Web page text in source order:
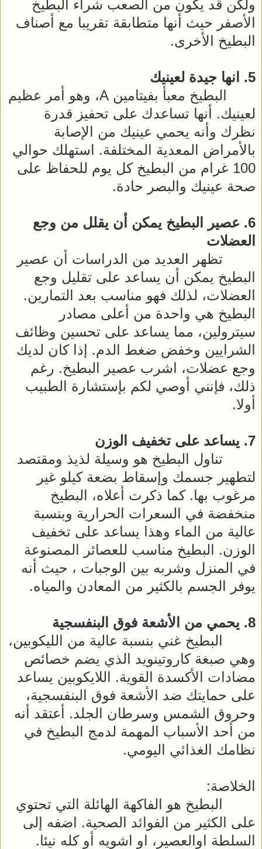
ولكن قد يكون من الصعب شراء البطيخ
الأصفر حيث أنها متطابقة تقريبا مع أصناف
البطيخ الأخرى.
5. انها جيدة لعينيك
البطيخ
معبأ بفيتامين A، وهو أمر عظيم
لعينيك. أنها تساعدك على تحفيز قدرة
نظرك وأنه يحمي عينيك من الإصابة
بالأمراض المعدية المختلفة. استهلك حوالي
100 غرام من البطيخ كل يوم للحفاظ على
صحة عينيك والبصر حادة.
6. عصير البطيخ يمكن أن يقلل من وجع
العضلات
تظهر العديد من الدراسات أن عصير
البطيخ يمكن أن يساعد على تقليل وجع
العضلات، لذلك فهو مناسب بعد التمارين.
البطيخ هي واحدة من أعلى مصادر
سيترولين، مما يساعد على تحسين وظائف
الشرايين وخفض ضغط الدم. إذا كان لديك
وجع عضلات، اشرب عصير البطيخ. رغم
ذلك، فإنني أوصي لكم بإستشارة الطبيب
أولا.
7. يساعد على تخفيف الوزن
تناول البطيخ هو وسيلة لذيذ ومقتصد
لتطهير جسمك وإسقاط بضعة كيلو غير
مرغوب بها. كما ذكرت أعلاه، البطيخ
منخفضة في السعرات الحرارية وبنسبة
عالية من الماء وهذا يساعد على تخفيف
الوزن. البطيخ مناسب للعصائر المصنوعة
في المنزل وشربه بين الوجبات ، حيث أنه
يوفر الجسم بالكثير من المعادن والمياه.
8. يحمي من الأشعة فوق البنفسجية
البطيخ غني بنسبة عالية من الليكوبين،
وهي صبغة كاروتينويد الذي يضم خصائص
مضادات الأكسدة القوية. اللايكوبين يساعد
على حمايتك ضد الأشعة فوق البنفسجية،
وحروق الشمس وسرطان الجلد. أعتقد أنه
من أحد الأسباب المهمة لدمج البطيخ في
نظامك الغذائي اليومي.
الخلاصة:
البطيخ هو الفاكهة الهائلة التي تحتوي
على الكثير من الفوائد الصحية. اضفه إلى
السلطة اوالعصير، او اشويه أو كله نيئا.